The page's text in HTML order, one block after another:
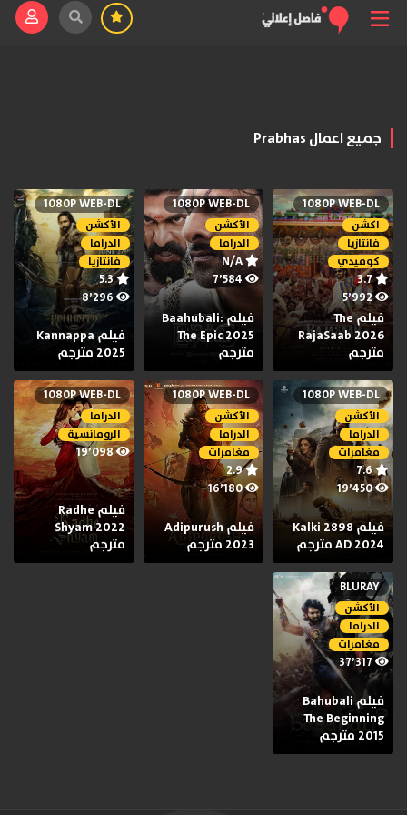
جميع اعمال Prabhas
1080P WEB-DL
اكشن
فانتازيا
كوميدي
3.7
5٬992
فيلم The
RajaSaab 2026
مترجم
1080P WEB-DL
الأكشن
الدراما
N/A
7٬584
فيلم Baahubali:
The Epic 2025
مترجم
1080P WEB-DL
الأكشن
الدراما
فانتازيا
5.3
8٬296
فيلم Kannappa
2025 مترجم
1080P WEB-DL
الأكشن
الدراما
مغامرات
7.6
19٬450
فيلم Kalki 2898
AD 2024 مترجم
1080P WEB-DL
الأكشن
الدراما
مغامرات
2.9
16٬180
فيلم Adipurush
2023 مترجم
1080P WEB-DL
الدراما
الرومانسية
19٬098
فيلم Radhe
Shyam 2022
مترجم
BLURAY
الأكشن
الدراما
مغامرات
37٬317
فيلم Bahubali
The Beginning
2015 مترجم